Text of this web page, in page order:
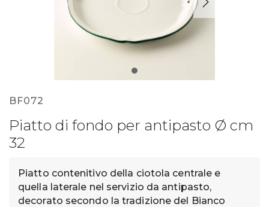
BF072
Piatto di fondo per antipasto Ø cm
32
Piatto contenitivo della ciotola centrale e
quella laterale nel servizio da antipasto,
decorato secondo la tradizione del Bianco